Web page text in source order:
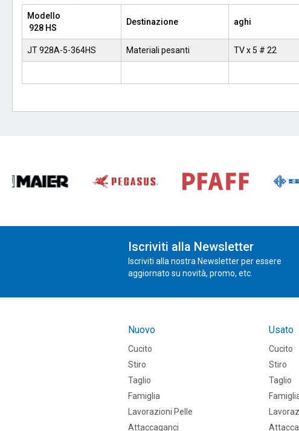
Modello
928 HS
Destinazione aghi
JT 928A-5-364HS Materiali pesanti TV x 5 # 22
Iscriviti alla Newsletter
Iscriviti alla nostra Newsletter per essere
aggiornato su novità, promo, etc.
Nuovo
Cucito
Stiro
Taglio
Famiglia
Lavorazioni Pelle
Attaccaganci
Usato
Cucito
Stiro
Taglio